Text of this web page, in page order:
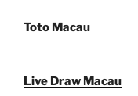
Toto Macau
Live Draw Macau